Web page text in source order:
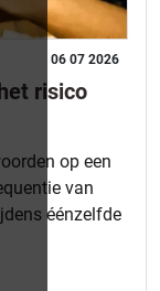
06 07 2026
risico
op een
van
éénzelfde